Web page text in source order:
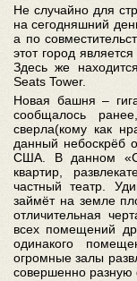
Не случайно для
на сегодняшний
а по
этот город
Здесь же
Seats Tower.
Новая башня –
сообщалось
сверла(кому как
данный небоскрёб
США. В данном
квартир,
частный театр.
займёт на земле
отличительная
всех помещений
одинакого
огромные залы
совершенно